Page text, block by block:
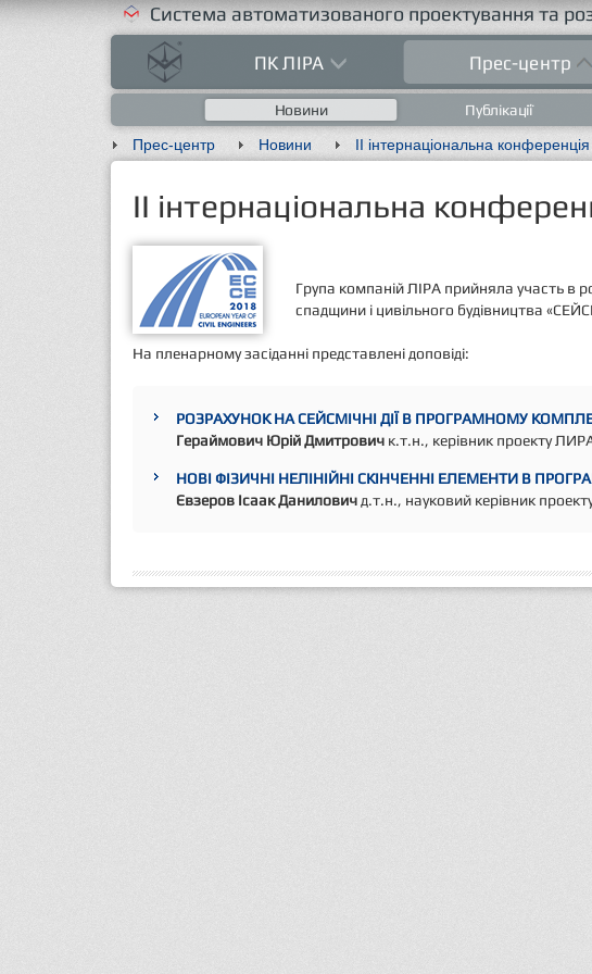
Система автоматизованого проектування та
ПК ЛІРА Прес-центр
Новини Публікації
Прес-центр
Новини
II інтернаціональна
Група компаній ЛІРА прийняла участь в
спадщини і цивільного будівництва
На пленарному засіданні представлені доповіді:
РОЗРАХУНОК НА СЕЙСМІЧНІ ДІЇ В ПРОГРАМНОМУ
Гераймович Юрій Дмитрович к.т.н., керівник проекту
НОВІ ФІЗИЧНІ НЕЛІНІЙНІ СКІНЧЕННІ ЕЛЕМЕНТИ В
Євзеров Ісаак Данилович д.т.н., науковий керівник